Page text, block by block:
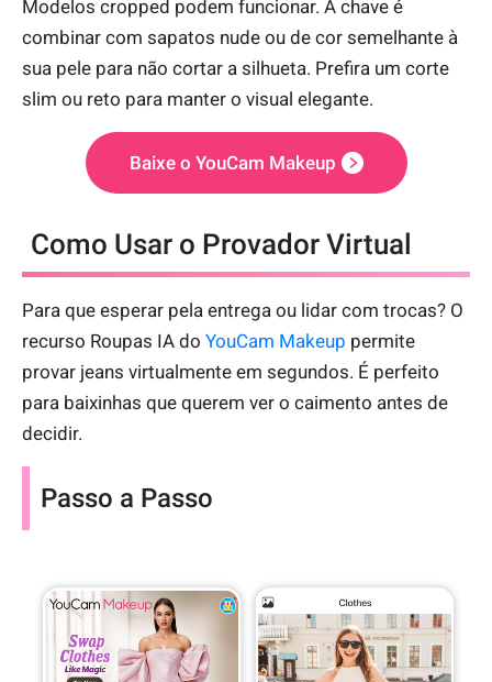
Modelos cropped podem funcionar. A chave é
combinar com sapatos nude ou de cor semelhante à
sua pele para não cortar a silhueta. Prefira um corte
slim ou reto para manter o visual elegante.
Baixe o YouCam Makeup
Como Usar o Provador Virtual
Para que esperar pela entrega ou lidar com trocas? O
recurso Roupas IA do YouCam Makeup permite
provar jeans virtualmente em segundos. É perfeito
para baixinhas que querem ver o caimento antes de
decidir.
Passo a Passo